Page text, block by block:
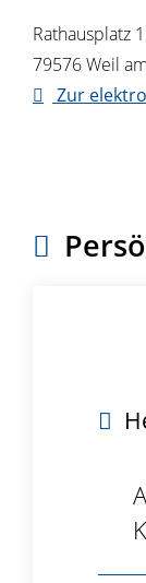
Rathausplatz 1
79576Weil
Zur